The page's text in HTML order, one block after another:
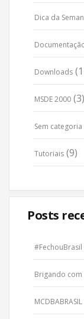
Dica da
Downloads
MSDE 2000 (3)
Sem categoria
Tutoriais (9)
Posts
Brigando com